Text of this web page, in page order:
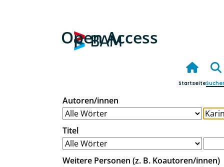
Open Access
Startseite
Autoren/innen
Titel
Weitere Personen (z. B. Koautoren/innen)